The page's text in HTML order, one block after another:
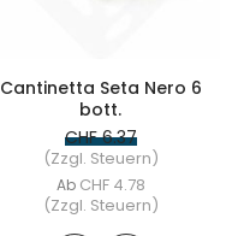
Cantinetta Seta Nero 6
bott.
CHF 6.37
(Zzgl. Steuern)
Ab CHF 4.78
(Zzgl. Steuern)